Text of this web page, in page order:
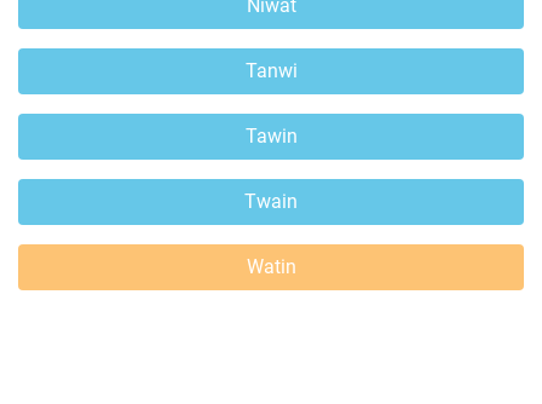
Niwat
Tanwi
Tawin
Twain
Watin